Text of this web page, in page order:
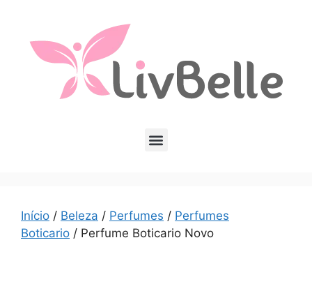
Início / Beleza / Perfumes / Perfumes
Boticario / Perfume Boticario Novo